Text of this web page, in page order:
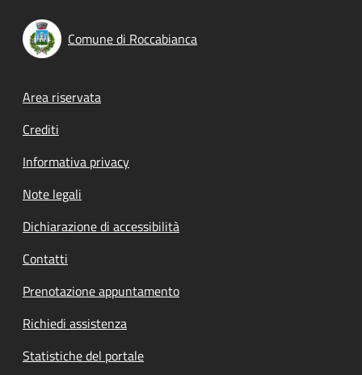
Comune di Roccabianca
Footer menu
Area riservata
Crediti
Informativa privacy
Note legali
Dichiarazione di accessibilità
Contatti
Prenotazione appuntamento
Richiedi assistenza
Statistiche del portale